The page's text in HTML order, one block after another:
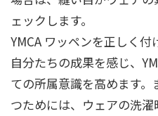
ェックします。
YMCA ワッペンを正しく
自分たちの成果を感じ、
ての所属意識を高めます
つためには、ウェアの洗